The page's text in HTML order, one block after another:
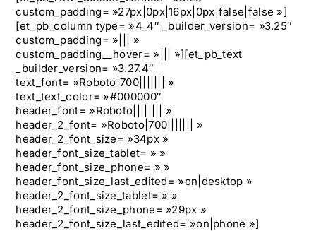
custom_padding= »27px|0px|16px|0px|false|false »]
[et_pb_column type= »4_4″ _builder_version= »3.25″
custom_padding= »||| »
custom_padding__hover= »||| »][et_pb_text
_builder_version= »3.27.4″
text_font= »Roboto|700||||||| »
text_text_color= »#000000″
header_font= »Roboto|||||||| »
header_2_font= »Roboto|700||||||| »
header_2_font_size= »34px »
header_font_size_tablet= » »
header_font_size_phone= » »
header_font_size_last_edited= »on|desktop »
header_2_font_size_tablet= » »
header_2_font_size_phone= »29px »
header_2_font_size_last_edited= »on|phone »]